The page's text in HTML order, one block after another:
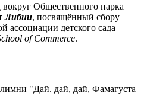
вокруг Общественного парка
Либии, посвящённый сбору
ассоциации детского сада
of Commerce.